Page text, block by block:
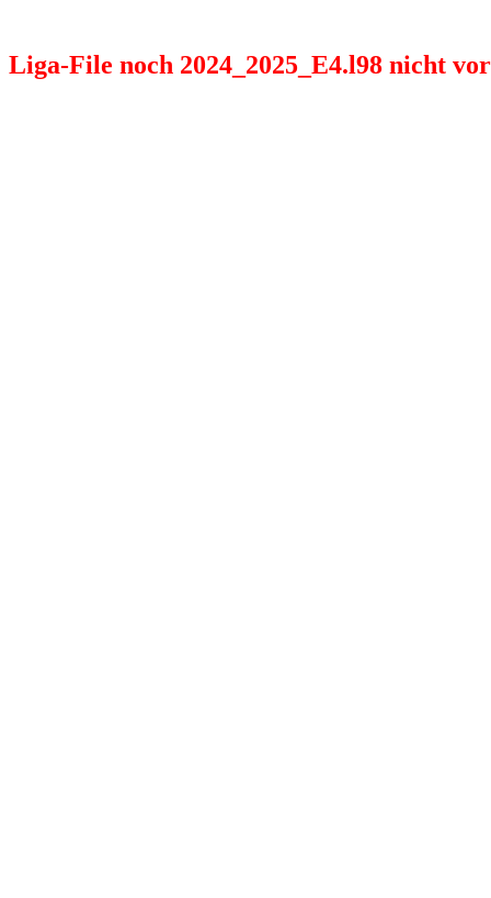
Liga-File noch 2024_2025_E4.l98 nicht